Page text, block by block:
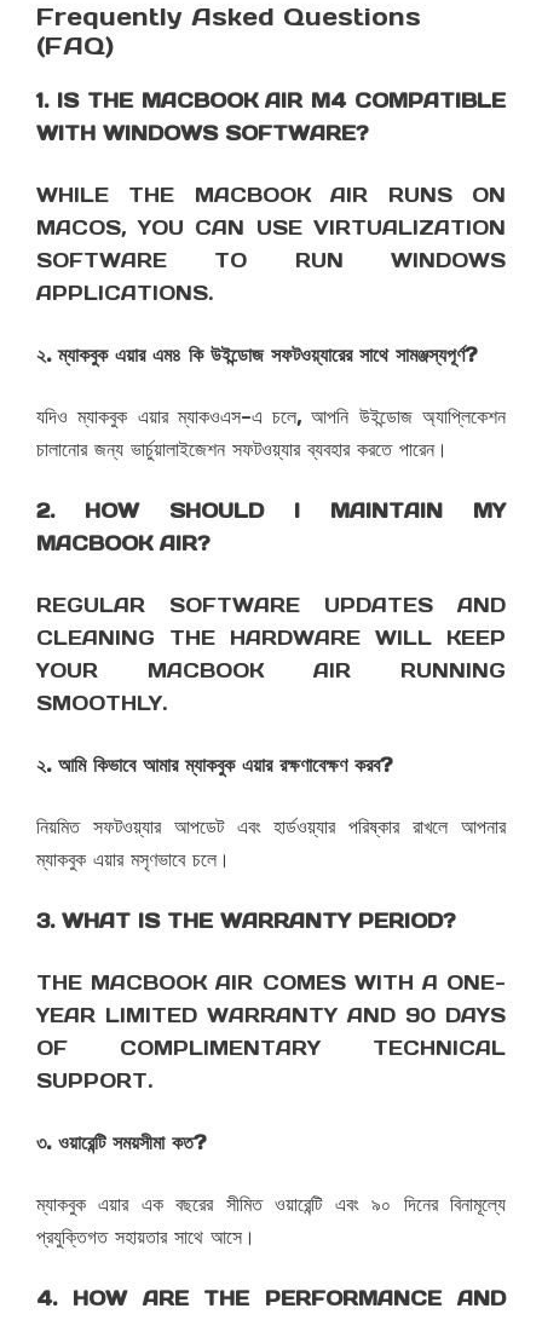
Frequently Asked Questions
(FAQ)
1. IS THE MACBOOK AIR M4 COMPATIBLE
WITH WINDOWS SOFTWARE?
WHILE THE MACBOOK AIR RUNS ON
MACOS, YOU CAN USE VIRTUALIZATION
SOFTWARE TO RUN WINDOWS
APPLICATIONS.
২. ম্যাকবুক এয়ার এম৪ কি উইন্ডোজ সফটওয়্যারের সাথে সামঞ্জস্যপূর্ণ?
যদিও ম্যাকবুক এয়ার ম্যাকওএস-এ চলে, আপনি উইন্ডোজ অ্যাপ্লিকেশন
চালানোর জন্য ভার্চুয়ালাইজেশন সফটওয়্যার ব্যবহার করতে পারেন।
2. HOW SHOULD I MAINTAIN MY
MACBOOK AIR?
REGULAR SOFTWARE UPDATES AND
CLEANING THE HARDWARE WILL KEEP
YOUR MACBOOK AIR RUNNING
SMOOTHLY.
২. আমি কিভাবে আমার ম্যাকবুক এয়ার রক্ষণাবেক্ষণ করব?
নিয়মিত সফটওয়্যার আপডেট এবং হার্ডওয়্যার পরিষ্কার রাখলে আপনার
ম্যাকবুক এয়ার মসৃণভাবে চলে।
3. WHAT IS THE WARRANTY PERIOD?
THE MACBOOK AIR COMES WITH A ONE-
YEAR LIMITED WARRANTY AND 90 DAYS
OF COMPLIMENTARY TECHNICAL
SUPPORT.
৩. ওয়ারেন্টি সময়সীমা কত?
ম্যাকবুক এয়ার এক বছরের সীমিত ওয়ারেন্টি এবং ৯০ দিনের বিনামূল্যে
প্রযুক্তিগত সহায়তার সাথে আসে।
4. HOW ARE THE PERFORMANCE AND